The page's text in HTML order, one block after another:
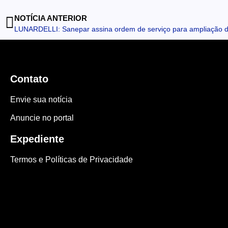
NOTÍCIA ANTERIOR
Contato
Envie sua notícia
Anuncie no portal
Expediente
Termos e Políticas de Privacidade